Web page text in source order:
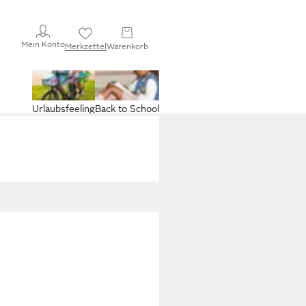
Mein KontoMerkzettelWarenkorb
Back to School
Urlaubsfeeling